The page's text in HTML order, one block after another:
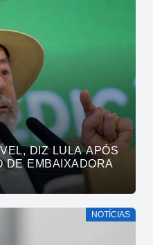
DIZ LULA APÓS
DE EMBAIXADORA
NOTÍCIAS